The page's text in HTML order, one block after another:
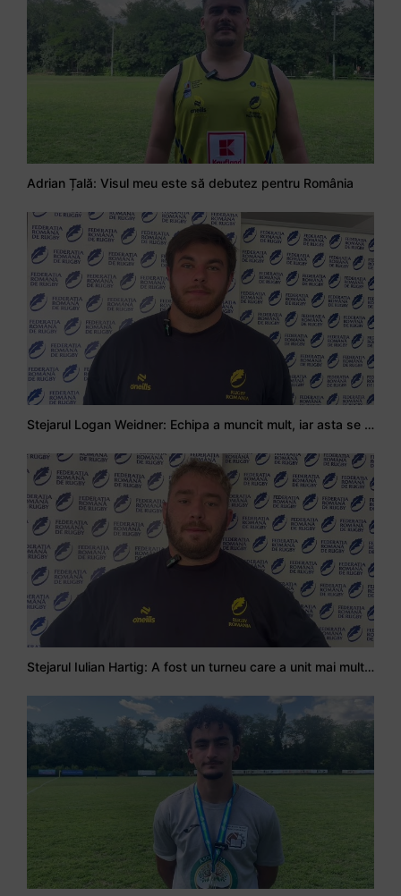
Adrian Țală: Visul meu este să debutez pentru România
Stejarul Logan Weidner: Echipa a muncit mult, iar asta se va vedea în meciurile de la Nations Cup
Stejarul Iulian Hartig: A fost un turneu care a unit mai mult echipa